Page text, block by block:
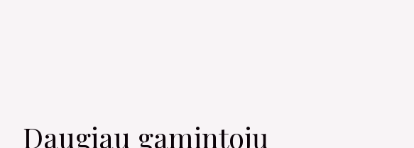
Daugiau gamintojų